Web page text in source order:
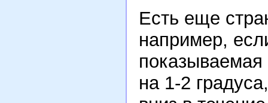
Есть еще
например,
показываемая
на 1-2